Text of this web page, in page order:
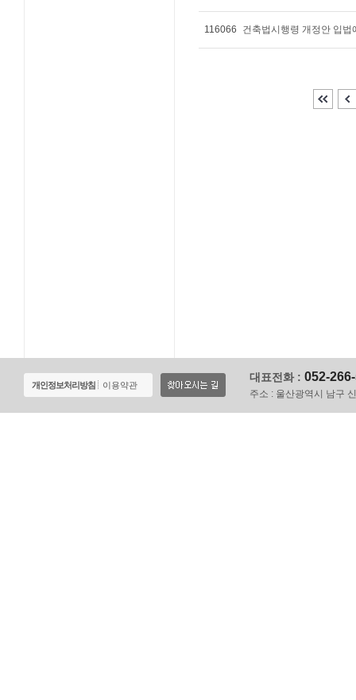
116066 건축법시행령 개정안 입법
개인정보처리방침 이용약관
대표전화 : 052-
주소 : 울산광역시 남구